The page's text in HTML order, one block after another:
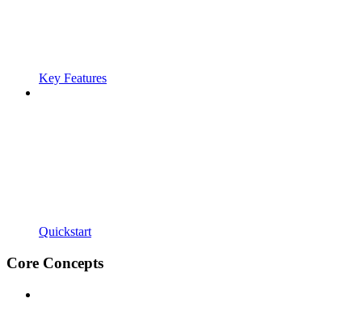
Key Features
Quickstart
Core Concepts